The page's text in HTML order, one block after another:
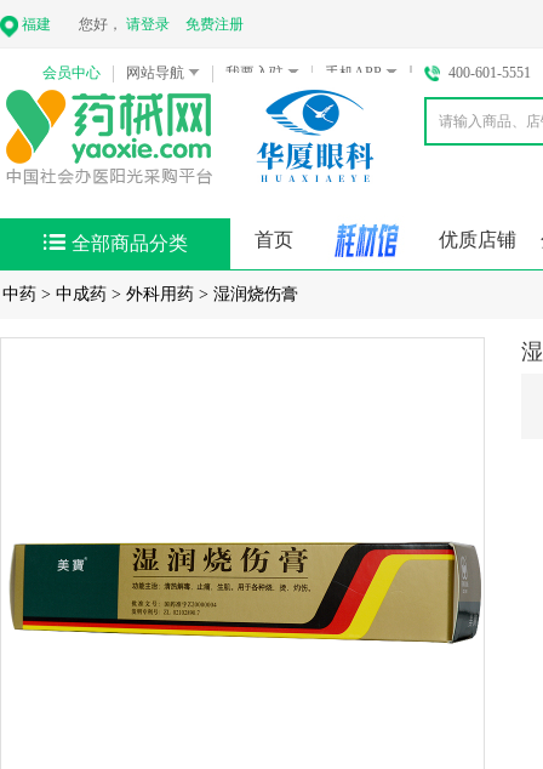
福建 您好， 请登录 免费注册
会员中心 网站导航 我要入驻 手机APP 400-601-5551
全部商品分类 首页 优质店铺
中药 > 中成药 > 外科用药 > 湿润烧伤膏